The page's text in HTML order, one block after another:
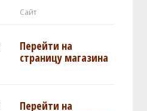
Сайт
Перейти на
страницу магазина
Перейти на